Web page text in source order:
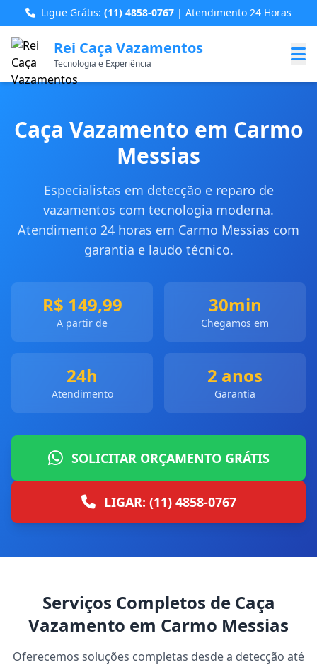
Ligue Grátis: (11) 4858-0767 | Atendimento 24 Horas
Rei Caça Vazamentos
Tecnologia e Experiência
Caça Vazamento em Carmo
Messias
Especialistas em detecção e reparo de
vazamentos com tecnologia moderna.
Atendimento 24 horas em Carmo Messias com
garantia e laudo técnico.
R$ 149,99
A partir de
30min
Chegamos em
24h
Atendimento
2 anos
Garantia
SOLICITAR ORÇAMENTO GRÁTIS
LIGAR: (11) 4858-0767
Serviços Completos de Caça
Vazamento em Carmo Messias
Oferecemos soluções completas desde a detecção até